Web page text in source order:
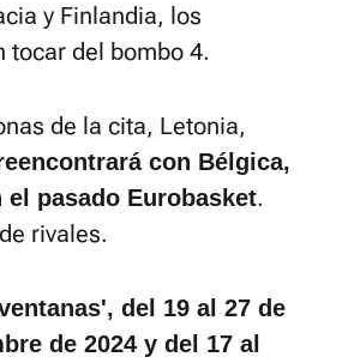
y Finlandia, los
tocar del bombo 4.
de la cita, Letonia,
con Bélgica,
el pasado Eurobasket.
rivales.
del 19 al 27 de
de 2024 y del 17 al